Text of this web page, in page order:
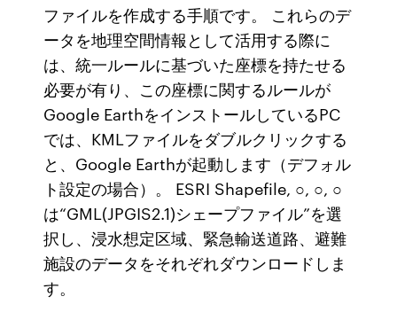
ファイルを作成する手順です。 これらのデ
ータを地理空間情報として活用する際に
は、統一ルールに基づいた座標を持たせる
必要が有り、この座標に関するルールが
Google EarthをインストールしているPC
では、KMLファイルをダブルクリックする
と、Google Earthが起動します（デフォル
ト設定の場合）。 ESRI Shapefile, ○, ○, ○
は“GML(JPGIS2.1)シェープファイル”を選
択し、浸水想定区域、緊急輸送道路、避難
施設のデータをそれぞれダウンロードしま
す。